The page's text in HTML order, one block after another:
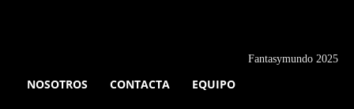
Fantasymundo 2025
NOSOTROS CONTACTA EQUIPO